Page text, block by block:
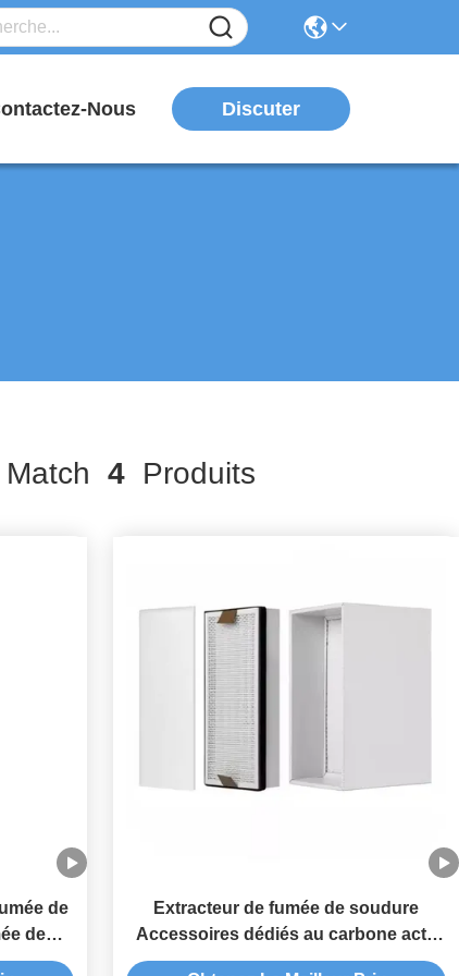
Nous Discuter
4Produits
de
de
Extracteur de fumée de soudure
Accessoires dédiés au carbone actif
Adsorption à haut rendement Filtration